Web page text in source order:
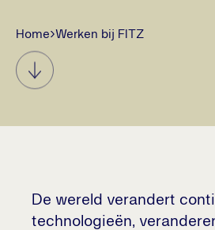
Home›Werken bij FITZ
De wereld verandert
technologieën,